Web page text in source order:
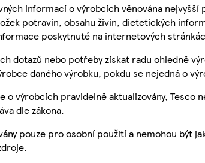
informací o výrobcích věnována
potravin, obsahu živin, dietetických
poskytnuté na internetových
dotazů nebo potřeby získat radu ohledně
daného výrobku, pokdu se nejedná o
o výrobcích pravidelně aktualizovány,
dle zákona.
pouze pro osobní použití a nemohou být